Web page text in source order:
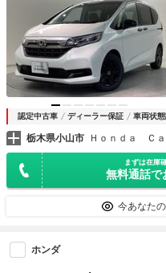
イト・取扱説明書・スペアキ
認定中古車 ディーラー保証 車両状
栃木県小山市 Ｈｏｎｄａ Ｃ
まずは在庫
無料通話で
今あなた
ホンダ